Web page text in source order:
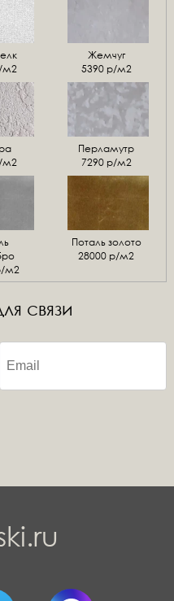
м2
Жемчуг
5390 р/м2
м2
Перламутр
7290 р/м2
м2
Поталь золото
28000 р/м2
связи